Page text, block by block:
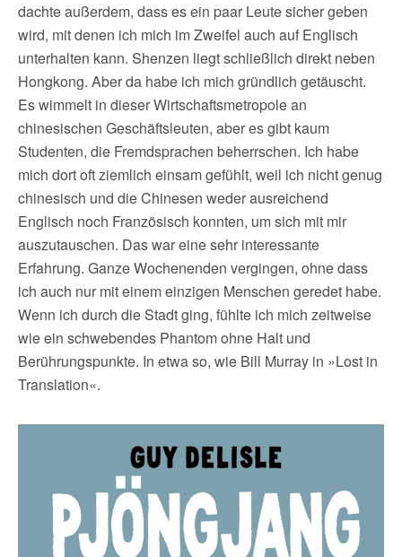
dachte außerdem, dass es ein paar Leute sicher geben
wird, mit denen ich mich im Zweifel auch auf Englisch
unterhalten kann. Shenzen liegt schließlich direkt neben
Hongkong. Aber da habe ich mich gründlich getäuscht.
Es wimmelt in dieser Wirtschaftsmetropole an
chinesischen Geschäftsleuten, aber es gibt kaum
Studenten, die Fremdsprachen beherrschen. Ich habe
mich dort oft ziemlich einsam gefühlt, weil ich nicht genug
chinesisch und die Chinesen weder ausreichend
Englisch noch Französisch konnten, um sich mit mir
auszutauschen. Das war eine sehr interessante
Erfahrung. Ganze Wochenenden vergingen, ohne dass
ich auch nur mit einem einzigen Menschen geredet habe.
Wenn ich durch die Stadt ging, fühlte ich mich zeitweise
wie ein schwebendes Phantom ohne Halt und
Berührungspunkte. In etwa so, wie Bill Murray in »Lost in
Translation«.